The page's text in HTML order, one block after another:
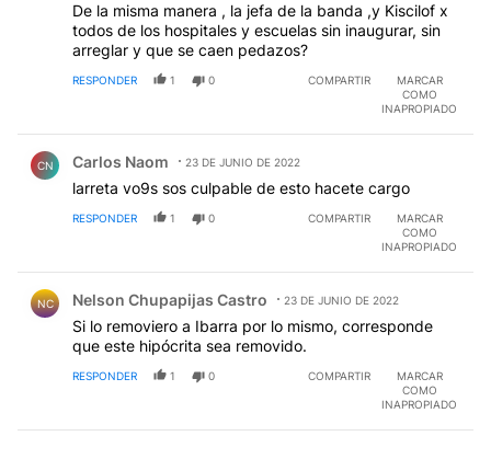
De la misma manera , la jefa de la banda ,y Kiscilof x
todos de los hospitales y escuelas sin inaugurar, sin
arreglar y que se caen pedazos?
RESPONDER 1 0 COMPARTIR
MARCAR
COMO
INAPROPIADO
CN Carlos Naom 23 DE JUNIO DE 2022
larreta vo9s sos culpable de esto hacete cargo
RESPONDER 1 0 COMPARTIR
MARCAR
COMO
INAPROPIADO
NC Nelson Chupapijas Castro 23 DE JUNIO DE 2022
Si lo removiero a Ibarra por lo mismo, corresponde
que este hipócrita sea removido.
RESPONDER 1 0 COMPARTIR
MARCAR
COMO
INAPROPIADO